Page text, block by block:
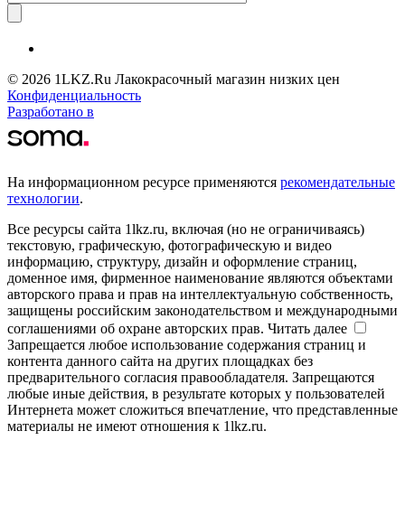
© 2026 1LKZ.Ru Лакокрасочный магазин низких цен
Конфиденциальность
Разработано в
На информационном ресурсе применяются рекомендательные
технологии.
Все ресурсы сайта 1lkz.ru, включая (но не ограничиваясь)
текстовую, графическую, фотографическую и видео
информацию, структуру, дизайн и оформление страниц,
доменное имя, фирменное наименование являются объектами
авторского права и прав на интеллектуальную собственность,
защищены российским законодательством и международными
соглашениями об охране авторских прав. Читать далее
Запрещается любое использование содержания страниц и
контента данного сайта на других площадках без
предварительного согласия правообладателя. Запрещаются
любые иные действия, в результате которых у пользователей
Интернета может сложиться впечатление, что представленные
материалы не имеют отношения к 1lkz.ru.